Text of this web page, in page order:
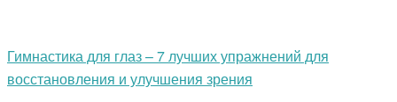
Гимнастика для глаз – 7 лучших упражнений для
восстановления и улучшения зрения